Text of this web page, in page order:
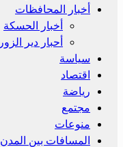
أخبار المحافظات
أخبار الحسكة
أحبار دير الزور
سياسة
اقتصاد
رياضة
مجتمع
منوعات
المسافات بين المدن